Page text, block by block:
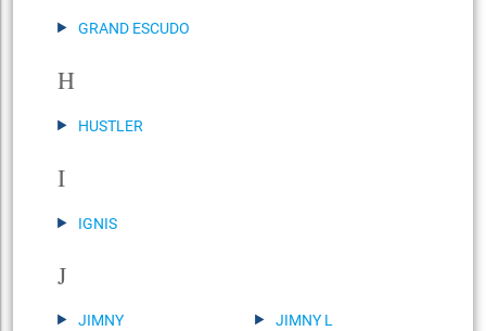
GRAND ESCUDO
H
HUSTLER
I
IGNIS
J
JIMNY
JIMNY L